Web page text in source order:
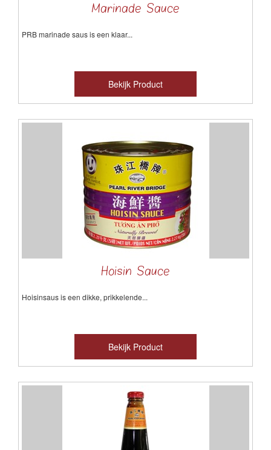
Marinade Sauce
PRBmarinade saus iseen klaar...
Bekijk Product
Hoisin Sauce
Hoisinsausiseen dikke, prikkelende...
Bekijk Product